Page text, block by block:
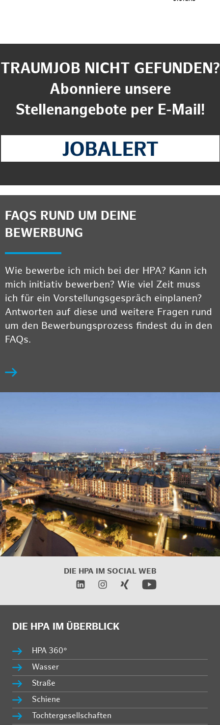
TRAUMJOB NICHT GEFUNDEN?
Abonniere unsere
Stellenangebote per E-Mail!
FAQS RUND UM DEINE
BEWERBUNG
Wie bewerbe ich mich bei der HPA? Kann ich
mich initiativ bewerben? Wie viel Zeit muss
ich für ein Vorstellungsgespräch einplanen?
Antworten auf diese und weitere Fragen rund
um den Bewerbungsprozess findest du in den
FAQs.
DIE HPA IM SOCIAL WEB
DIE HPA IM ÜBERBLICK
HPA 360°
Wasser
Straße
Schiene
Tochtergesellschaften